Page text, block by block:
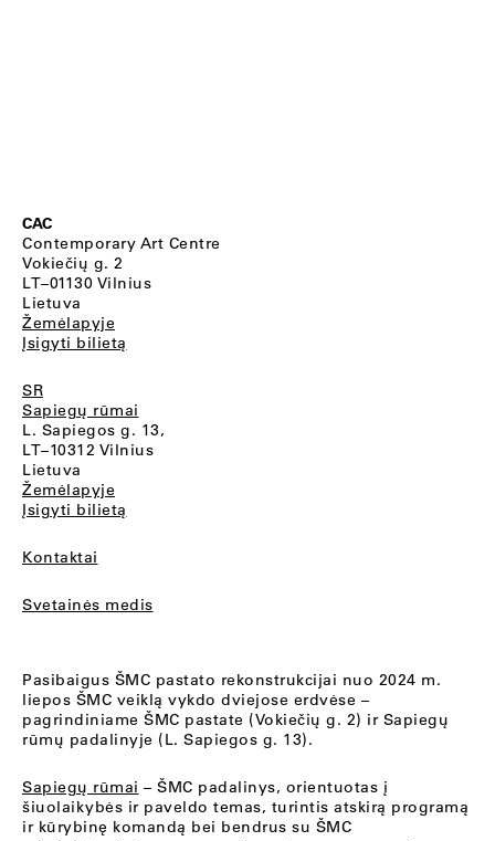
CAC
Contemporary Art Centre
Vokiečių g. 2
LT–01130 Vilnius
Lietuva
Žemėlapyje
Įsigyti bilietą
SR
Sapiegų rūmai
L. Sapiegos g. 13,
LT–10312 Vilnius
Lietuva
Žemėlapyje
Įsigyti bilietą
Kontaktai
Svetainės medis
Pasibaigus ŠMC pastato rekonstrukcijai nuo 2024 m.
liepos ŠMC veiklą vykdo dviejose erdvėse –
pagrindiniame ŠMC pastate (Vokiečių g. 2) ir Sapiegų
rūmų padalinyje (L. Sapiegos g. 13).
Sapiegų rūmai – ŠMC padalinys, orientuotas į
šiuolaikybės ir paveldo temas, turintis atskirą programą
ir kūrybinę komandą bei bendrus su ŠMC